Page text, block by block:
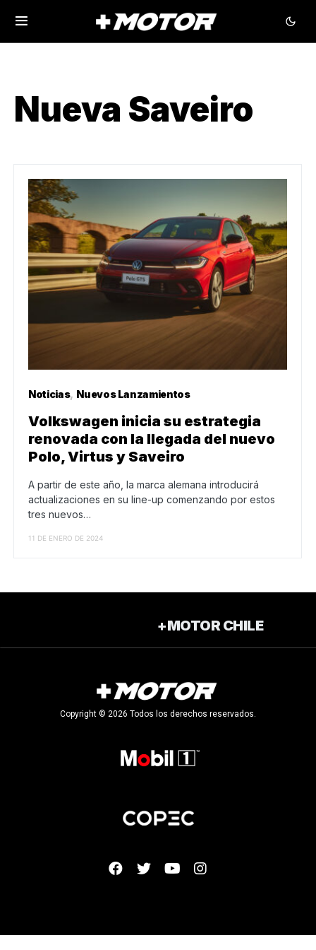
Nueva Saveiro
Noticias Nuevos Lanzamientos
Volkswagen inicia su estrategia
renovada con la llegada del nuevo
Polo, Virtus y Saveiro
A partir de este año, la marca alemana introducirá
actualizaciones en su line-up comenzando por estos
tres nuevos…
11 DE ENERO DE 2024
+MOTOR CHILE
Copyright © 2026 Todos los derechos reservados.